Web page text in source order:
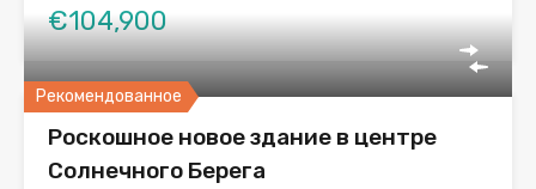
€104,900
Рекомендованное
Роскошное новое здание в центре
Солнечного Берега